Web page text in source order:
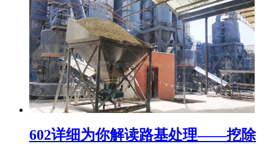
602详细为你解读路基处理——挖除